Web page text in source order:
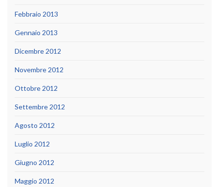
Febbraio 2013
Gennaio 2013
Dicembre 2012
Novembre 2012
Ottobre 2012
Settembre 2012
Agosto 2012
Luglio 2012
Giugno 2012
Maggio 2012